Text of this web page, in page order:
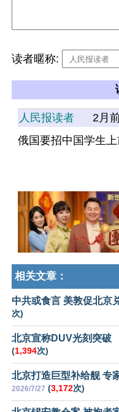
读者暱称:
人民报读者 2月
俄国要招中国学生上
相关文章：
中共或食言 美敦促北京
次)
北京宣称DUV光刻突破
(1,394次)
北京打造巨型补给舰 专
2026/7/27 (3,172次)